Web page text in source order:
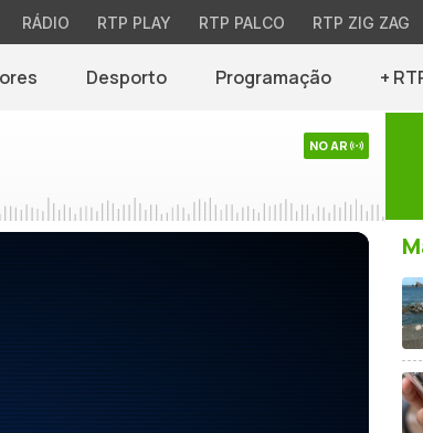
RÁDIO RTP PLAY RTP PALCO RTP ZIG ZAG
Desporto Programação +
NO AR